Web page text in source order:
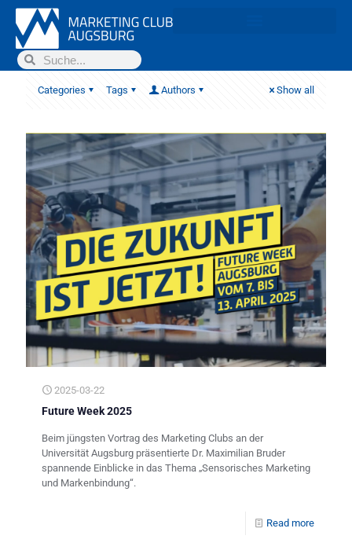
Categories Tags Authors Show all
2025-03-22
Future Week 2025
Beim jüngsten Vortrag des Marketing Clubs an der
Universität Augsburg präsentierte Dr. Maximilian Bruder
spannende Einblicke in das Thema „Sensorisches Marketing
und Markenbindung“.
Read more